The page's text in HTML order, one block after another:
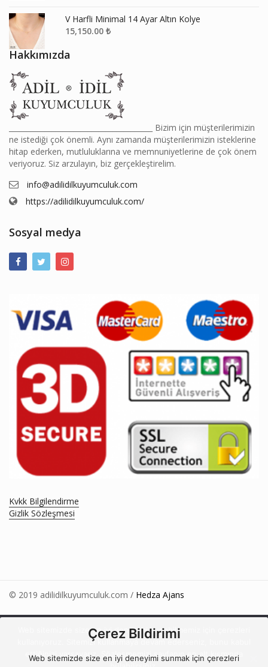
V Harfli Minimal 14 Ayar Altın Kolye
15,150.00 ₺
Hakkımızda
________________________________________ Bizim için müşterilerimizin
ne istediği çok önemli. Aynı zamanda müşterilerimizin isteklerine
hitap ederken, mutluluklarına ve memnuniyetlerine de çok önem
veriyoruz. Siz arzulayın, biz gerçekleştirelim.
info@adilidilkuyumculuk.com
https://adilidilkuyumculuk.com/
Sosyal medya
Kvkk Bilgilendirme
Gizlik Sözleşmesi
© 2019 adilidilkuyumculuk.com / Hedza Ajans
Web sitemizde size en iyi deneyimi sunabilmemiz için çerezleri
kullanıyoruz. Sitemizi kullanmaya devam ederseniz, bunu kabul
ettiğinizi varsayarız. Sözleşmemizi sayfanın en alt kısmında
Çerez Bildirimi
Web sitemizde size en iyi deneyimi sunmak için çerezleri